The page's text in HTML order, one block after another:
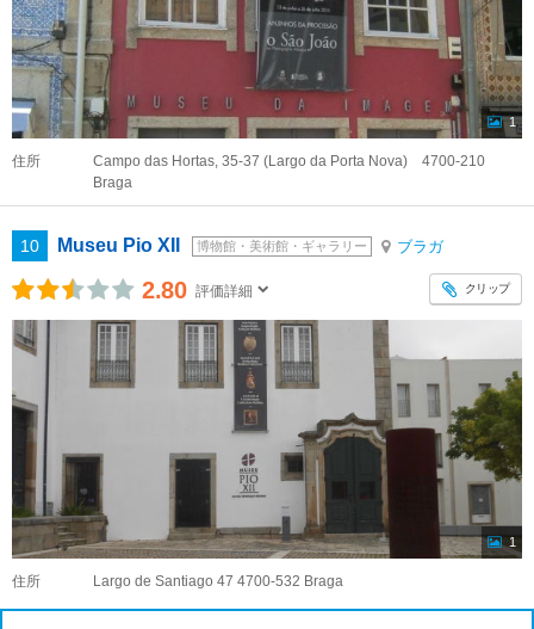
1
住所
Campo das Hortas, 35-37 (Largo da Porta Nova) 4700-210
Braga
10 Museu Pio XII 博物館・美術館・ギャラリー ブラガ
2.80 評価詳細 クリップ
1
住所 Largo de Santiago 47 4700-532 Braga